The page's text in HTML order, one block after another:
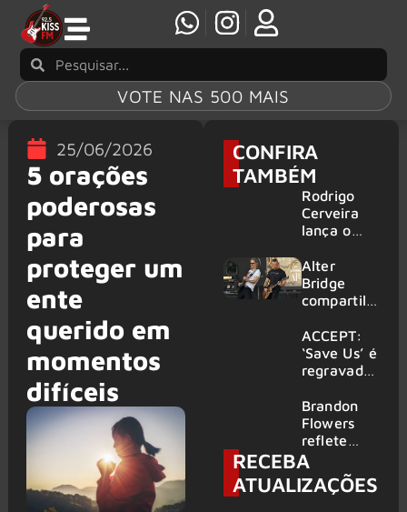
VOTE NAS 500 MAIS
25/06/2026
5 orações
poderosas
para
proteger um
ente
querido em
momentos
difíceis
CONFIRA
TAMBÉM
Rodrigo
Cerveira
lança o
Searcher”
Alter
Bridge
compartilh
vivo de
“Fortress”
gravada
am Ring
2026
ACCEPT:
‘Save Us’ é
regravada
membros
do GHOST
e KORN
Brandon
Flowers
reflete
sobre o
futuro e
levanta
RECEBA
ATUALIZAÇÕES